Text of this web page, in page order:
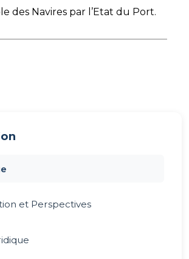
des Navires par l’Etat du Port.
et Perspectives